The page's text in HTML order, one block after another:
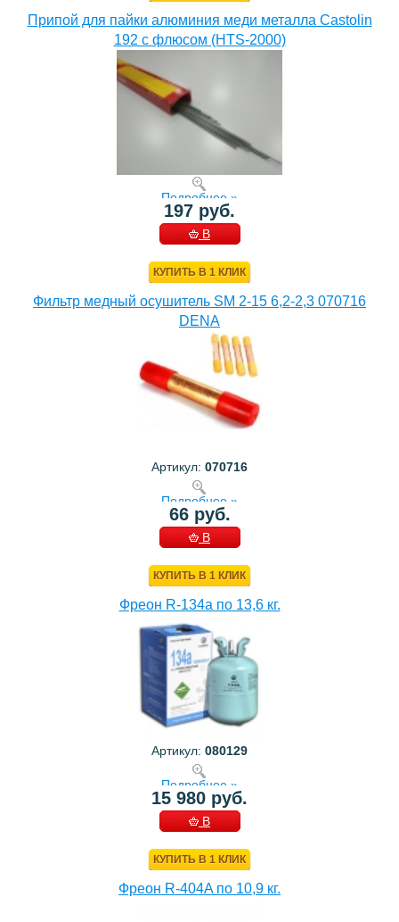
Припой для пайки алюминия меди металла Castolin
192 с флюсом (HTS-2000)
Подробнее »
197 руб.
В
КУПИТЬ В 1 КЛИК
Фильтр медный осушитель SM 2-15 6,2-2,3 070716
DENA
Артикул: 070716
Подробнее »
66 руб.
В
КУПИТЬ В 1 КЛИК
Фреон R-134a по 13,6 кг.
Артикул: 080129
Подробнее »
15 980 руб.
В
КУПИТЬ В 1 КЛИК
Фреон R-404A по 10,9 кг.